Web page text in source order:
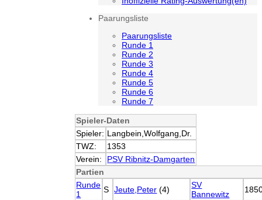
Paarungsliste
Paarungsliste
Runde 1
Runde 2
Runde 3
Runde 4
Runde 5
Runde 6
Runde 7
Spieler-Daten
Spieler: Langbein,Wolfgang,Dr.
TWZ:
1353
Verein:
PSV Ribnitz-Damgarten
Partien
Runde
1
S Jeute,Peter (4)
SV
Bannewitz